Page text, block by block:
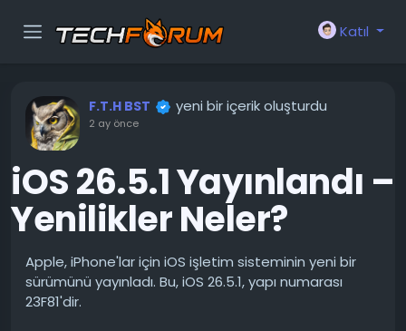
Katıl
F.T.H BST yeni bir içerik oluşturdu
2 ay önce
iOS 26.5.1 Yayınlandı –
Yenilikler Neler?
Apple, iPhone'lar için iOS işletim sisteminin yeni bir
sürümünü yayınladı. Bu, iOS 26.5.1, yapı numarası
23F81'dir.